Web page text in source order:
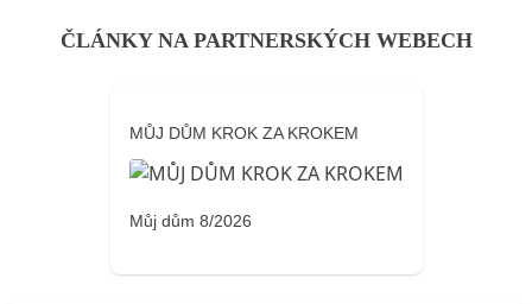
ČLÁNKY NA PARTNERSKÝCH WEBECH
MŮJ DŮM KROK ZA KROKEM
Můj dům 8/2026